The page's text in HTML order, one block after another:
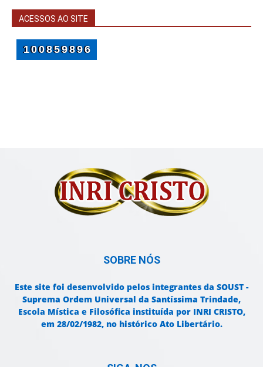
ACESSOS AO SITE
SOBRE NÓS
Este site foi desenvolvido pelos integrantes da SOUST -
Suprema Ordem Universal da Santíssima Trindade,
Escola Mística e Filosófica instituída por INRI CRISTO,
em 28/02/1982, no histórico Ato Libertário.